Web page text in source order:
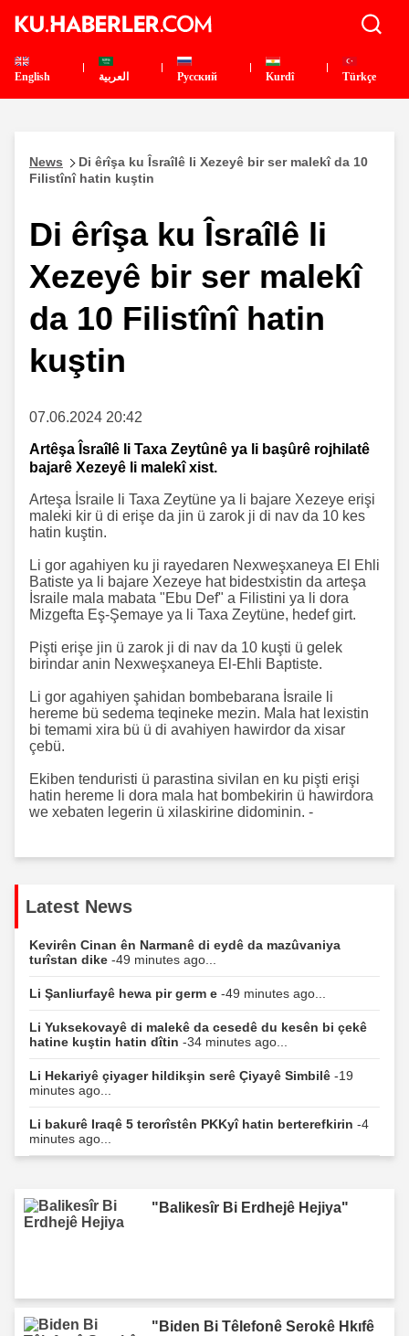
English العربية Pусский Kurdî Türkçe
News
Di êrîşa ku Îsraîlê li Xezeyê bir ser malekî da 10
Filistînî hatin kuştin
Di êrîşa ku Îsraîlê li
Xezeyê bir ser malekî
da 10 Filistînî hatin
kuştin
07.06.2024 20:42
Artêşa Îsraîlê li Taxa Zeytûnê ya li başûrê rojhilatê
bajarê Xezeyê li malekî xist.
Arteşa İsraile li Taxa Zeytüne ya li bajare Xezeye erişi
maleki kir ü di erişe da jin ü zarok ji di nav da 10 kes
hatin kuştin.
Li gor agahiyen ku ji rayedaren Nexweşxaneya El Ehli
Batiste ya li bajare Xezeye hat bidestxistin da arteşa
İsraile mala mabata "Ebu Def" a Filistini ya li dora
Mizgefta Eş-Şemaye ya li Taxa Zeytüne, hedef girt.
Pişti erişe jin ü zarok ji di nav da 10 kuşti ü gelek
birindar anin Nexweşxaneya El-Ehli Baptiste.
Li gor agahiyen şahidan bombebarana İsraile li
hereme bü sedema teqineke mezin. Mala hat lexistin
bi temami xira bü ü di avahiyen hawirdor da xisar
çebü.
Ekiben tenduristi ü parastina sivilan en ku pişti erişi
hatin hereme li dora mala hat bombekirin ü hawirdora
we xebaten legerin ü xilaskirine didominin. -
Latest News
Kevirên Cinan ên Narmanê di eydê da mazûvaniya
turîstan dike -49 minutes ago...
Li Şanliurfayê hewa pir germ e -49 minutes ago...
Li Yuksekovayê di malekê da cesedê du kesên bi çekê
hatine kuştin hatin dîtin -34 minutes ago...
Li Hekariyê çiyager hildikşin serê Çiyayê Simbilê -19
minutes ago...
Li bakurê Iraqê 5 terorîstên PKKyî hatin berterefkirin -4
minutes ago...
"Balikesîr Bi Erdhejê Hejiya"
"Biden Bi Têlefonê Serokê Hkıfê